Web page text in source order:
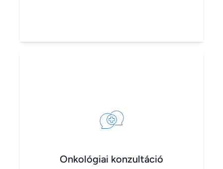
Onkológiai konzultáció